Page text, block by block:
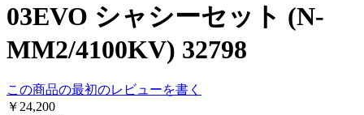
03EVO シャシーセット (N-
MM2/4100KV) 32798
この商品の最初のレビューを書く
￥24,200